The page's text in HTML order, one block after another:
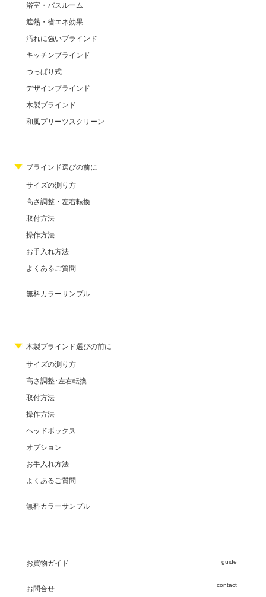
浴室・バスルーム
遮熱・省エネ効果
汚れに強いブラインド
キッチンブラインド
つっぱり式
デザインブラインド
木製ブラインド
和風プリーツスクリーン
ブラインド選びの前に
サイズの測り方
高さ調整・左右転換
取付方法
操作方法
お手入れ方法
よくあるご質問
無料カラーサンプル
木製ブラインド選びの前に
サイズの測り方
高さ調整･左右転換
取付方法
操作方法
ヘッドボックス
オプション
お手入れ方法
よくあるご質問
無料カラーサンプル
お買物ガイド
お問合せ
guide
contact